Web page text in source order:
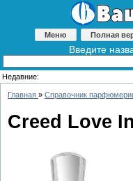
Меню Полная
Введите
Недавние:
Главная » Справочник
Creed Love